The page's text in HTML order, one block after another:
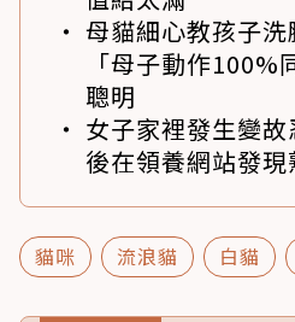
母貓細心教孩子
「母子動作
聰明
女子家裡發生變
後在領養網站發
貓咪 流浪貓 白貓